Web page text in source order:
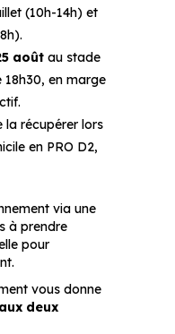
(10h-14h) et
août au stade
en marge
la récupérer lors
en PRO D2,
via une
à prendre
pour
vous donne
deux